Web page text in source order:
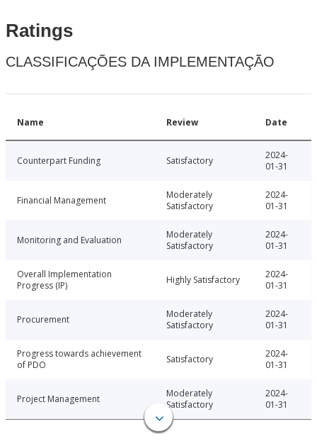
Ratings
CLASSIFICAÇÕES DA IMPLEMENTAÇÃO
Name Review Date
Counterpart Funding Satisfactory
2024-
01-31
Financial Management
Moderately
Satisfactory
2024-
01-31
Monitoring and Evaluation
Moderately
Satisfactory
2024-
01-31
Overall Implementation
Progress (IP)
Highly Satisfactory
2024-
01-31
Procurement
Moderately
Satisfactory
2024-
01-31
Progress towards achievement
of PDO
Satisfactory
2024-
01-31
Project Management
Moderately
Satisfactory
2024-
01-31